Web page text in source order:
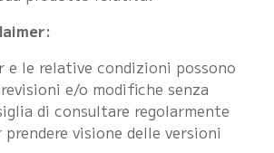
e le relative condizioni possono
e/o modifiche senza
di consultare regolarmente
visione delle versioni